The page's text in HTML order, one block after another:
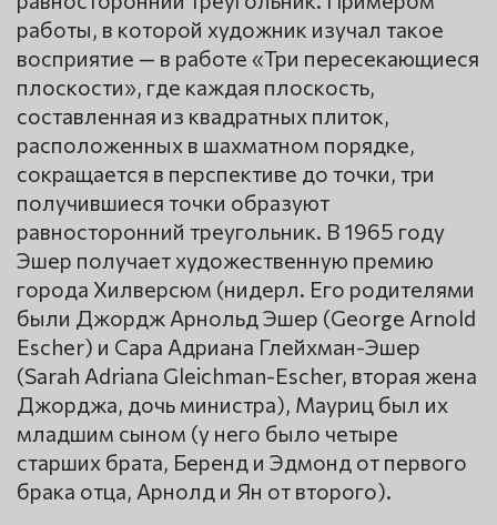
работы, в которой художник изучал такое
восприятие — в работе «Три пересекающиеся
плоскости», где каждая плоскость,
составленная из квадратных плиток,
расположенных в шахматном порядке,
сокращается в перспективе до точки, три
получившиеся точки образуют
равносторонний треугольник. В 1965 году
Эшер получает художественную премию
города Хилверсюм (нидерл. Его родителями
были Джордж Арнольд Эшер (George Arnold
Escher) и Сара Адриана Глейхман-Эшер
(Sarah Adriana Gleichman-Escher, вторая жена
Джорджа, дочь министра), Мауриц был их
младшим сыном (у него было четыре
старших брата, Беренд и Эдмонд от первого
брака отца, Арнолд и Ян от второго).